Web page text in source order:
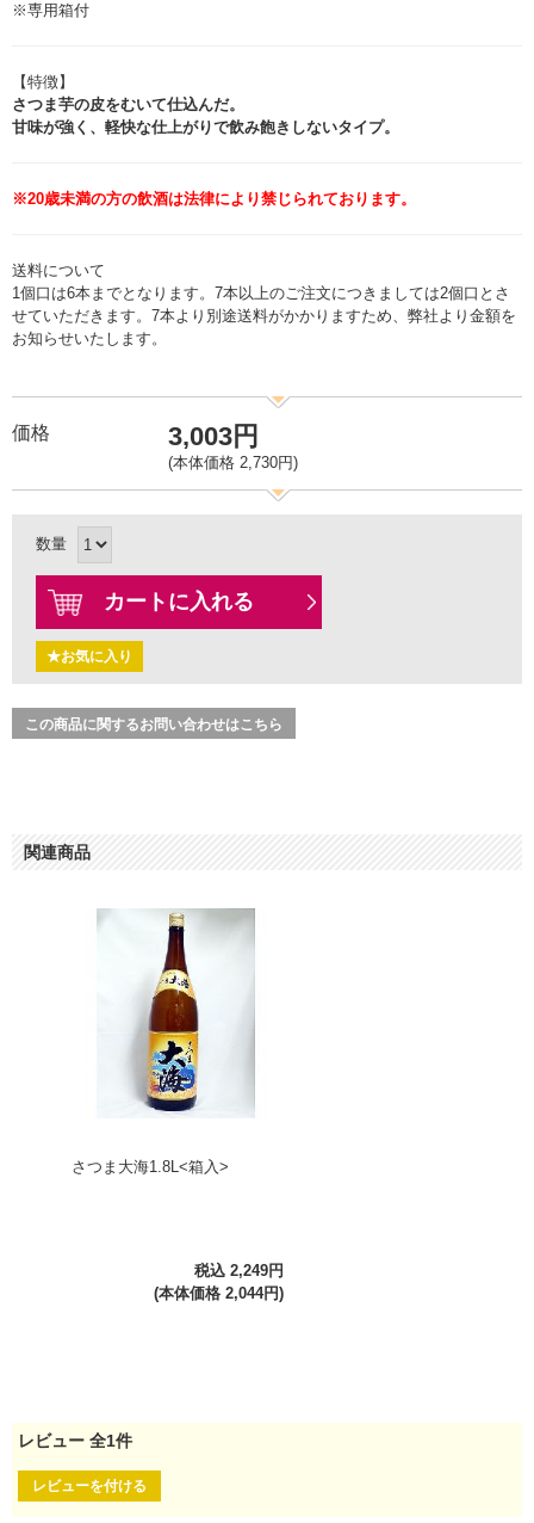
※専用箱付
【特徴】
さつま芋の皮をむいて仕込んだ。
甘味が強く、軽快な仕上がりで飲み飽きしないタイプ。
※20歳未満の方の飲酒は法律により禁じられております。
送料について
1個口は6本までとなります。7本以上のご注文につきましては2個口とさ
せていただきます。7本より別途送料がかかりますため、弊社より金額を
お知らせいたします。
価格 3,003円
(本体価格 2,730円)
数量
カートに入れる
★お気に入り
この商品に関するお問い合わせはこちら
関連商品
さつま大海1.8L<箱入>
税込 2,249円
(本体価格 2,044円)
レビュー 全1件
レビューを付ける